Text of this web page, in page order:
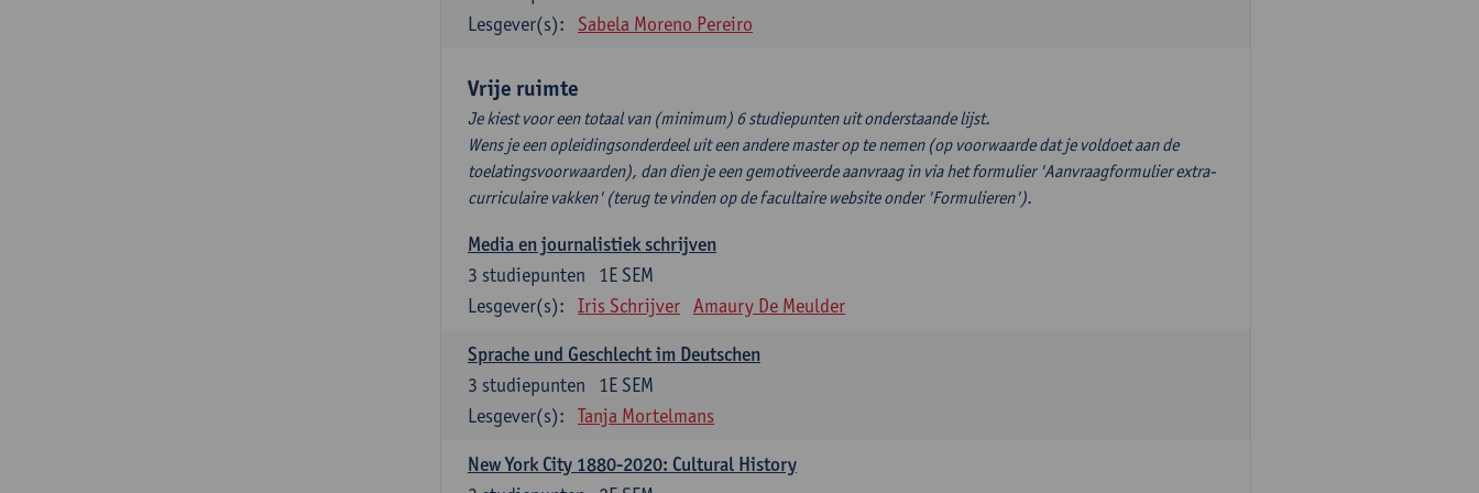
Lesgever(s):
Sabela Moreno Pereiro
Vrije ruimte
Je kiest voor een totaal van (minimum) 6 studiepunten uit onderstaande lijst.
Wens je een opleidingsonderdeel uit een andere master op te nemen (op voorwaarde dat je voldoet aan de
toelatingsvoorwaarden), dan dien je een gemotiveerde aanvraag in via het formulier 'Aanvraagformulier extra-
curriculaire vakken' (terug te vinden op de facultaire website onder 'Formulieren').
Media en journalistiek schrijven
1E SEM
3 studiepunten
Lesgever(s):
Iris Schrijver Amaury De Meulder
Sprache und Geschlecht im Deutschen
1E SEM
3 studiepunten
Lesgever(s):
Tanja Mortelmans
New York City 1880-2020: Cultural History